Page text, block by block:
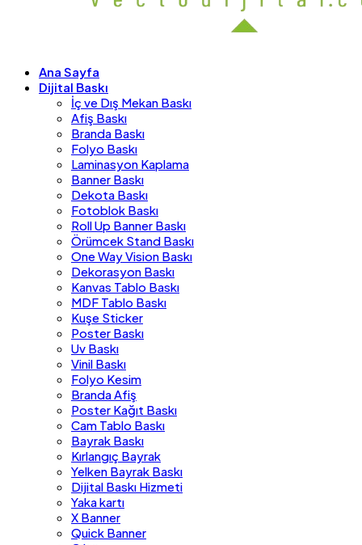
Ana Sayfa
Dijital Baskı
İç ve Dış Mekan Baskı
Afiş Baskı
Branda Baskı
Folyo Baskı
Laminasyon Kaplama
Banner Baskı
Dekota Baskı
Fotoblok Baskı
Roll Up Banner Baskı
Örümcek Stand Baskı
One Way Vision Baskı
Dekorasyon Baskı
Kanvas Tablo Baskı
MDF Tablo Baskı
Kuşe Sticker
Poster Baskı
Uv Baskı
Vinil Baskı
Folyo Kesim
Branda Afiş
Poster Kağıt Baskı
Cam Tablo Baskı
Bayrak Baskı
Kırlangıç Bayrak
Yelken Bayrak Baskı
Dijital Baskı Hizmeti
Yaka kartı
X Banner
Quick Banner